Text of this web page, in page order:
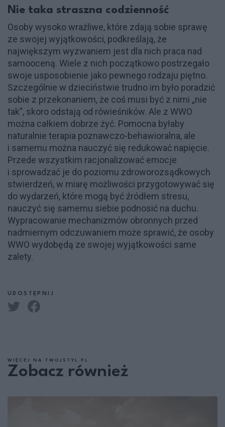
Nie taka straszna codzienność
Osoby wysoko wrażliwe, które zdają sobie sprawę
ze swojej wyjątkowości, podkreślają, że
największym wyzwaniem jest dla nich praca nad
samooceną. Wiele z nich początkowo postrzegało
swoje usposobienie jako pewnego rodzaju piętno.
Szczególnie w dzieciństwie trudno im było poradzić
sobie z przekonaniem, że coś musi być z nimi „nie
tak”, skoro odstają od rówieśników. Ale z WWO
można całkiem dobrze żyć. Pomocna byłaby
naturalnie terapia poznawczo-behawioralna, ale
i samemu można nauczyć się redukować napięcie.
Przede wszystkim racjonalizować emocje
i sprowadzać je do poziomu zdroworozsądkowych
stwierdzeń, w miarę możliwości przygotowywać się
do wydarzeń, które mogą być źródłem stresu,
nauczyć się samemu siebie podnosić na duchu.
Wypracowanie mechanizmów obronnych przed
nadmiernym odczuwaniem może sprawić, że osoby
WWO wydobędą ze swojej wyjątkowości same
zalety.
UDOSTĘPNIJ
WIĘCEJ NA TWOJSTYL.PL
Zobacz również